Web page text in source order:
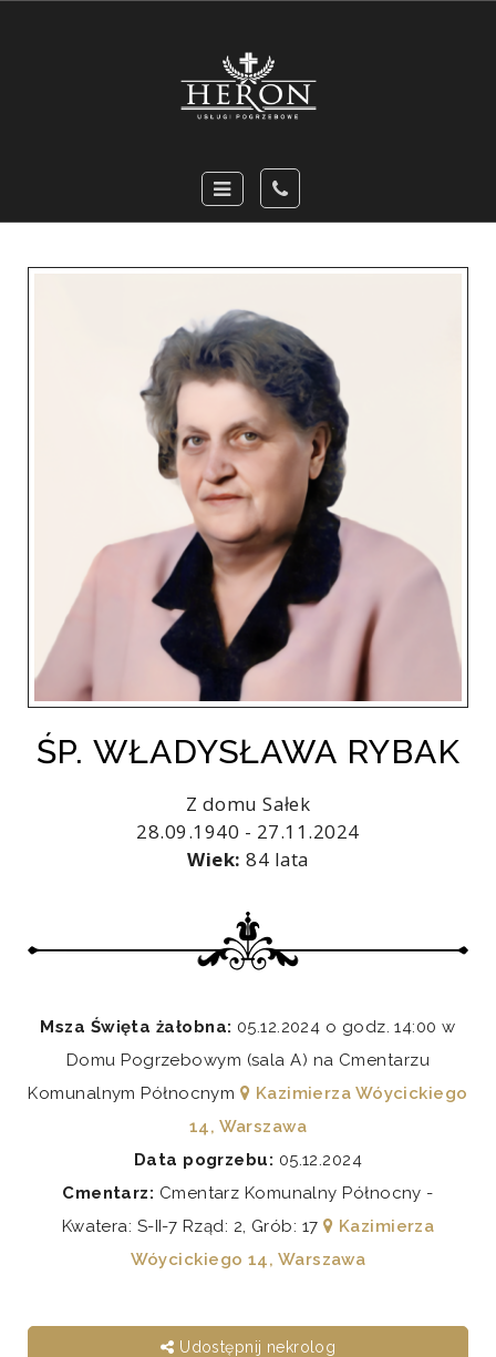
ŚP. WŁADYSŁAWA RYBAK
Z domu Sałek
28.09.1940 - 27.11.2024
Wiek: 84 lata
Msza Święta żałobna: 05.12.2024 o godz. 14:00 w
Domu Pogrzebowym (sala A) na Cmentarzu
Komunalnym Północnym
Kazimierza Wóycickiego
14, Warszawa
Data pogrzebu: 05.12.2024
Cmentarz: Cmentarz Komunalny Północny -
Kwatera: S-II-7 Rząd: 2, Grób: 17
Kazimierza
Wóycickiego 14, Warszawa
Udostępnij nekrolog